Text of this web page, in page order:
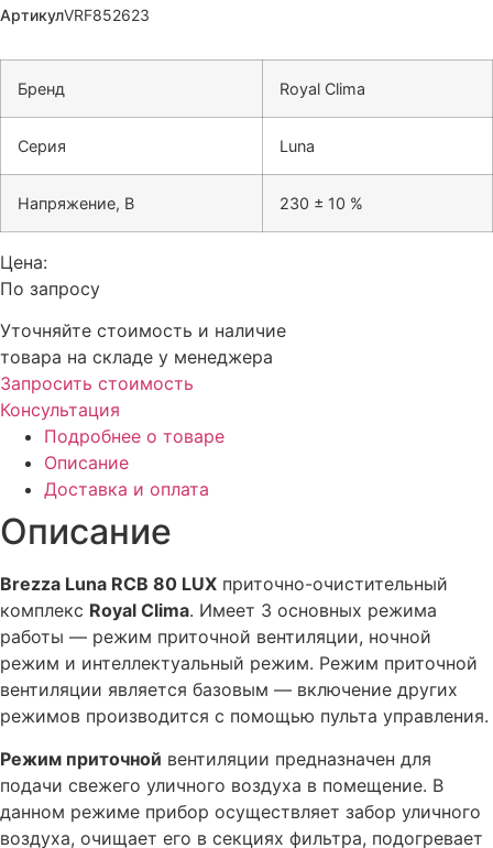
АртикулVRF852623
Бренд Royal Clima
Серия Luna
Напряжение, В 230 ± 10 %
Цена:
По запросу
Уточняйте стоимость и наличие
товара на складе у менеджера
Запросить стоимость
Консультация
Подробнее о товаре
Описание
Доставка и оплата
Описание
Brezza Luna RCB 80 LUX приточно-очистительный
комплекс Royal Clima. Имеет 3 основных режима
работы — режим приточной вентиляции, ночной
режим и интеллектуальный режим. Режим приточной
вентиляции является базовым — включение других
режимов производится с помощью пульта управления.
Режим приточной вентиляции предназначен для
подачи свежего уличного воздуха в помещение. В
данном режиме прибор осуществляет забор уличного
воздуха, очищает его в секциях фильтра, подогревает